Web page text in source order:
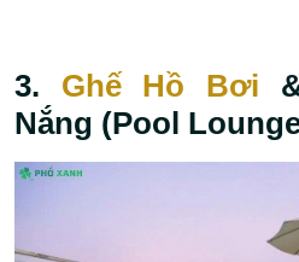
3. Ghế Hồ Bơi
Nắng (Pool